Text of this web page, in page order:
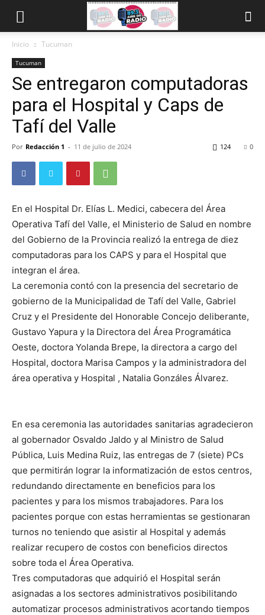
Inicio Tucuman
Tucuman
Se entregaron computadoras
para el Hospital y Caps de
Tafí del Valle
Por Redacción 1 - 11 de julio de 2024 0
124
En el Hospital Dr. Elías L. Medici, cabecera del Área
Operativa Tafí del Valle, el Ministerio de Salud en nombre
del Gobierno de la Provincia realizó la entrega de diez
computadoras para los CAPS y para el Hospital que
integran el área.
La ceremonia contó con la presencia del secretario de
gobierno de la Municipalidad de Tafí del Valle, Gabriel
Cruz y el Presidente del Honorable Concejo deliberante,
Gustavo Yapura y la Directora del Área Programática
Oeste, doctora Yolanda Brepe, la directora a cargo del
Hospital, doctora Marisa Campos y la administradora del
área operativa y Hospital , Natalia Gonzáles Álvarez.
En esa ceremonia las autoridades sanitarias agradecieron
al gobernador Osvaldo Jaldo y al Ministro de Salud
Pública, Luis Medina Ruiz, las entregas de 7 (siete) PCs
que permitirán lograr la informatización de estos centros,
redundando directamente en beneficios para los
pacientes y para los mismos trabajadores. Para los
pacientes porque con estas herramientas se gestionaran
turnos no teniendo que asistir al Hospital y además
realizar recupero de costos con beneficios directos
sobre toda el Área Operativa.
Tres computadoras que adquirió el Hospital serán
asignadas a los sectores administrativos posibilitando
automatizar procesos administrativos acortando tiempos